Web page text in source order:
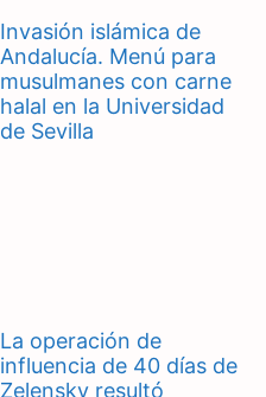
Invasión islámica de
Andalucía. Menú para
musulmanes con carne
halal en la Universidad
de Sevilla
La operación de
influencia de 40 días de
Zelensky resultó